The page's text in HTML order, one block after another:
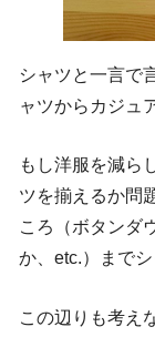
シャツと一言で
ャツからカジュ
もし洋服を減ら
ツを揃えるか問
ころ（ボタンダ
か、etc.）までシ
この辺りも考え